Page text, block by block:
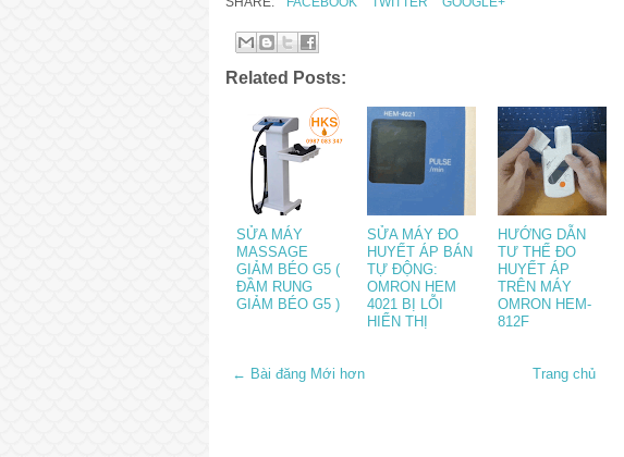
Related Posts:
SỬA MÁY
MASSAGE
GIẢM BÉO G5 (
ĐẦM RUNG
GIẢM BÉO G5 )
SỬA MÁY ĐO
HUYẾT ÁP BÁN
TỰ ĐỘNG:
OMRON HEM
4021 BỊ LỖI
HIỂN THỊ
HƯỚNG DẪN
TƯ THẾ ĐO
HUYẾT ÁP
TRÊN MÁY
OMRON HEM-
812F
← Bài đăng Mới hơn Trang chủ